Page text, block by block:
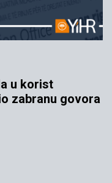
u korist
zabranu govora